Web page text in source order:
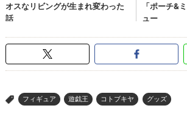
> フィギュア 遊戯王 コトブキヤ グッズ